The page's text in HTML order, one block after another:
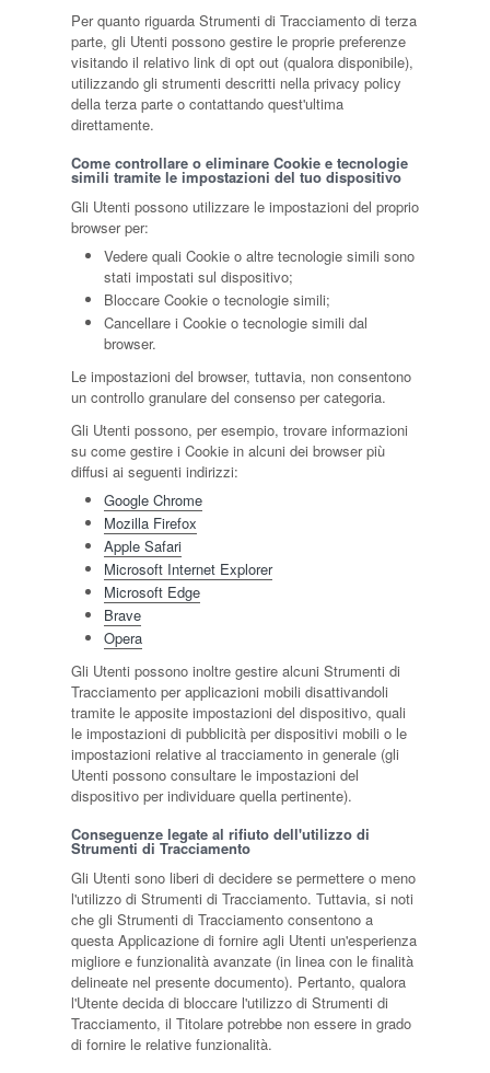
Per quanto riguarda Strumenti di Tracciamento di terza
parte, gli Utenti possono gestire le proprie preferenze
visitando il relativo link di opt out (qualora disponibile),
utilizzando gli strumenti descritti nella privacy policy
della terza parte o contattando quest'ultima
direttamente.
Come controllare o eliminare Cookie e tecnologie
simili tramite le impostazioni del tuo dispositivo
Gli Utenti possono utilizzare le impostazioni del proprio
browser per:
Vedere quali Cookie o altre tecnologie simili sono
stati impostati sul dispositivo;
Bloccare Cookie o tecnologie simili;
Cancellare i Cookie o tecnologie simili dal
browser.
Le impostazioni del browser, tuttavia, non consentono
un controllo granulare del consenso per categoria.
Gli Utenti possono, per esempio, trovare informazioni
su come gestire i Cookie in alcuni dei browser più
diffusi ai seguenti indirizzi:
Google Chrome
Mozilla Firefox
Apple Safari
Microsoft Internet Explorer
Microsoft Edge
Brave
Opera
Gli Utenti possono inoltre gestire alcuni Strumenti di
Tracciamento per applicazioni mobili disattivandoli
tramite le apposite impostazioni del dispositivo, quali
le impostazioni di pubblicità per dispositivi mobili o le
impostazioni relative al tracciamento in generale (gli
Utenti possono consultare le impostazioni del
dispositivo per individuare quella pertinente).
Conseguenze legate al rifiuto dell'utilizzo di
Strumenti di Tracciamento
Gli Utenti sono liberi di decidere se permettere o meno
l'utilizzo di Strumenti di Tracciamento. Tuttavia, si noti
che gli Strumenti di Tracciamento consentono a
questa Applicazione di fornire agli Utenti un'esperienza
migliore e funzionalità avanzate (in linea con le finalità
delineate nel presente documento). Pertanto, qualora
l'Utente decida di bloccare l'utilizzo di Strumenti di
Tracciamento, il Titolare potrebbe non essere in grado
di fornire le relative funzionalità.